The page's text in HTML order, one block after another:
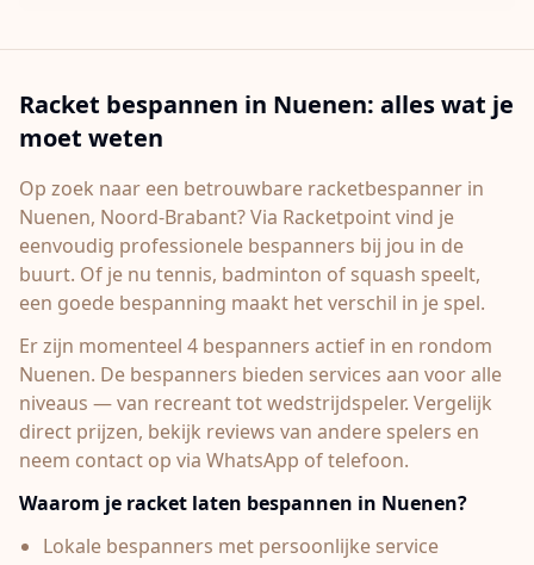
Racket bespannen in Nuenen: alles wat je
moet weten
Op zoek naar een betrouwbare racketbespanner in
Nuenen, Noord-Brabant? Via Racketpoint vind je
eenvoudig professionele bespanners bij jou in de
buurt. Of je nu tennis, badminton of squash speelt,
een goede bespanning maakt het verschil in je spel.
Er zijn momenteel 4 bespanners actief in en rondom
Nuenen. De bespanners bieden services aan voor alle
niveaus — van recreant tot wedstrijdspeler. Vergelijk
direct prijzen, bekijk reviews van andere spelers en
neem contact op via WhatsApp of telefoon.
Waarom je racket laten bespannen in Nuenen?
Lokale bespanners met persoonlijke service